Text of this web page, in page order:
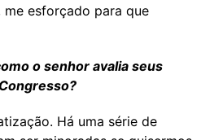
esforçado para que
o senhor avalia seus
Há uma série de